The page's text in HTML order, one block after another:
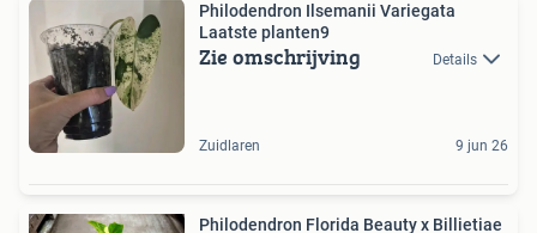
Philodendron Ilsemanii Variegata
Laatste planten9
Zie omschrijving Details
Zuidlaren 9 jun 26
Philodendron Florida Beauty x Billietiae